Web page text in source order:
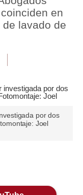
en
lavado de
por dos
Joel